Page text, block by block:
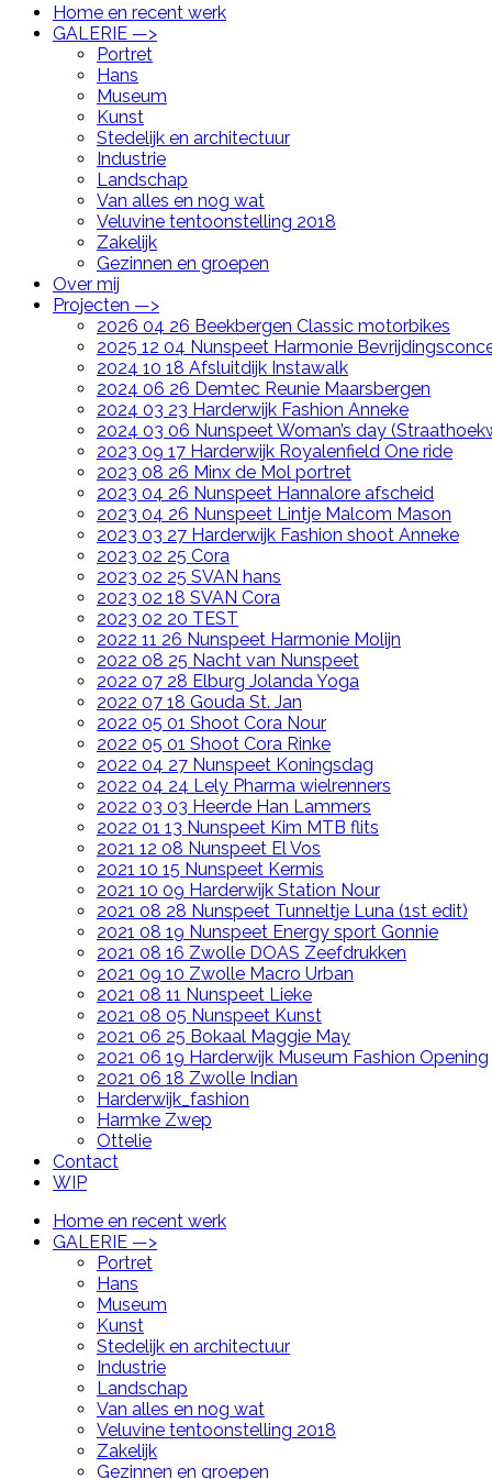
Home en recent werk
GALERIE —>
Portret
Hans
Museum
Kunst
Stedelijk en architectuur
Industrie
Landschap
Van alles en nog wat
Veluvine tentoonstelling 2018
Zakelijk
Gezinnen en groepen
Over mij
Projecten —>
2026 04 26 Beekbergen Classic motorbikes
2025 12 04 Nunspeet Harmonie
2024 10 18 Afsluitdijk Instawalk
2024 06 26 Demtec Reunie Maarsbergen
2024 03 23 Harderwijk Fashion Anneke
2024 03 06 Nunspeet Woman’s day
2023 09 17 Harderwijk Royalenfield One ride
2023 08 26 Minx de Mol portret
2023 04 26 Nunspeet Hannalore afscheid
2023 04 26 Nunspeet Lintje Malcom Mason
2023 03 27 Harderwijk Fashion shoot Anneke
2023 02 25 Cora
2023 02 25 SVAN hans
2023 02 18 SVAN Cora
2023 02 20 TEST
2022 11 26 Nunspeet Harmonie Molijn
2022 08 25 Nacht van Nunspeet
2022 07 28 Elburg Jolanda Yoga
2022 07 18 Gouda St. Jan
2022 05 01 Shoot Cora Nour
2022 05 01 Shoot Cora Rinke
2022 04 27 Nunspeet Koningsdag
2022 04 24 Lely Pharma wielrenners
2022 03 03 Heerde Han Lammers
2022 01 13 Nunspeet Kim MTB flits
2021 12 08 Nunspeet El Vos
2021 10 15 Nunspeet Kermis
2021 10 09 Harderwijk Station Nour
2021 08 28 Nunspeet Tunneltje Luna (1st edit)
2021 08 19 Nunspeet Energy sport Gonnie
2021 08 16 Zwolle DOAS Zeefdrukken
2021 09 10 Zwolle Macro Urban
2021 08 11 Nunspeet Lieke
2021 08 05 Nunspeet Kunst
2021 06 25 Bokaal Maggie May
2021 06 19 Harderwijk Museum Fashion Opening
2021 06 18 Zwolle Indian
Harderwijk_fashion
Harmke Zwep
Ottelie
Contact
WIP
Home en recent werk
GALERIE —>
Portret
Hans
Museum
Kunst
Stedelijk en architectuur
Industrie
Landschap
Van alles en nog wat
Veluvine tentoonstelling 2018
Zakelijk
Gezinnen en groepen